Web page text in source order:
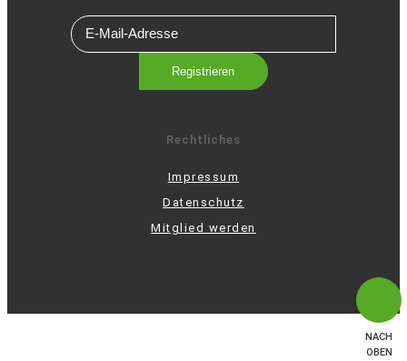
Rechtliches
Impressum
Datenschutz
Mitglied werden
NACH
OBEN